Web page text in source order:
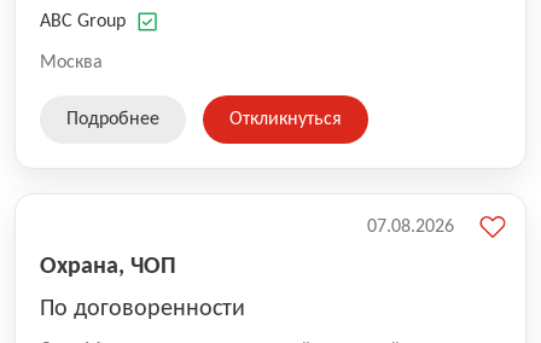
ABC Group
Москва
Подробнее Откликнуться
Охрана, ЧОП
По договоренности
07.08.2026